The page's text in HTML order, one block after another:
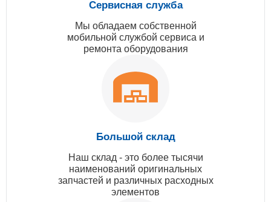
Сервисная служба
Мы обладаем собственной
мобильной службой сервиса и
ремонта оборудования
Большой склад
Наш склад - это более тысячи
наименований оригинальных
запчастей и различных расходных
элементов